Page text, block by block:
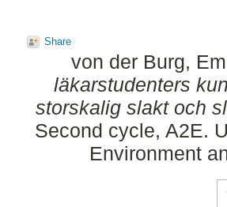
Share
von der Burg,
läkarstudenters
storskalig slakt och
Second cycle, A2E.
Environment